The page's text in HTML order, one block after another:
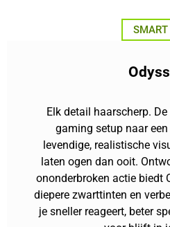
SMART
Elk detail haarscherp.
gaming setup naar
levendige, realistische
laten ogen dan ooit.
ononderbroken actie biedt
diepere zwarttinten en
je sneller reageert, beter